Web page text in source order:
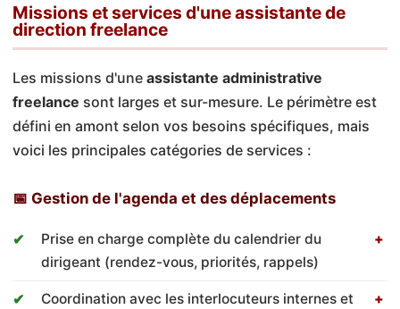
Missions et services d'une assistante de
direction freelance
Les missions d'une assistante administrative
freelance sont larges et sur-mesure. Le périmètre est
défini en amont selon vos besoins spécifiques, mais
voici les principales catégories de services :
📅 Gestion de l'agenda et des déplacements
Prise en charge complète du calendrier du
dirigeant (rendez-vous, priorités, rappels)
Coordination avec les interlocuteurs internes et